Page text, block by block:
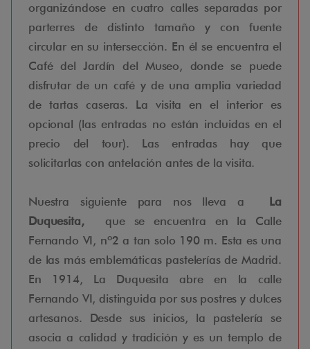
organizándose en cuatro calles separadas por
parterres de distinto tamaño y con fuente
circular en su intersección. En él se encuentra el
Café del Jardín del Museo, donde se puede
disfrutar de un café y de una amplia variedad
de tartas caseras. La visita en el interior es
opcional (las entradas no están incluidas en el
precio del tour). Las entradas hay que
solicitarlas con antelación antes de la visita.
Nuestra siguiente para nos lleva a
La
Duquesita,que se encuentra en la Calle
Fernando VI, nº2 a tan solo 190 m. Esta es una
de las más emblemáticas pastelerías de Madrid.
En 1914, La Duquesita abre en la calle
Fernando VI, distinguida por sus postres y dulces
artesanos. Desde sus inicios, la pastelería se
asocia a calidad y tradición y es un templo de